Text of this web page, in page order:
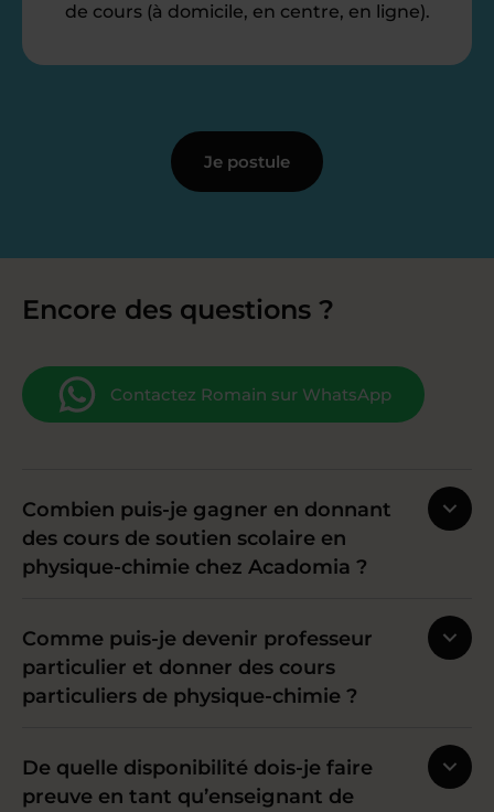
de cours (à domicile, en centre, en ligne).
Je postule
Encore des questions ?
Contactez Romain sur WhatsApp
Combien puis-je gagner en donnant
des cours de soutien scolaire en
physique-chimie chez Acadomia ?
Comme puis-je devenir professeur
particulier et donner des cours
particuliers de physique-chimie ?
De quelle disponibilité dois-je faire
preuve en tant qu’enseignant de